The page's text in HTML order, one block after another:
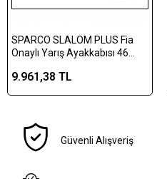
SPARCO SLALOM PLUS Fia
Onaylı Yarış Ayakkabısı 46
9.961,38 TL
Güvenli Alışveriş